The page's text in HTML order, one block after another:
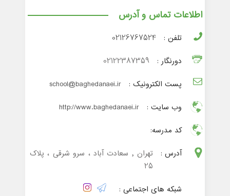
اطلاعات تماس و آدرس
تلفن :
02126767524
دورنگار :
02122387359
پست الکترونیک :
school@baghedanaei.ir
وب سایت :
http://www.baghedanaei.ir
کد مدرسه:
آدرس :
تهران , سعادت آباد ، سرو شرقی ، پلاک
25
شبکه های اجتماعی :